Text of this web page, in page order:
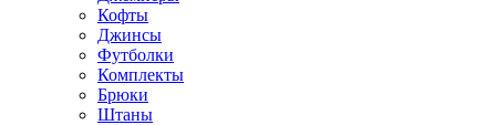
Кофты
Джинсы
Футболки
Комплекты
Брюки
Штаны